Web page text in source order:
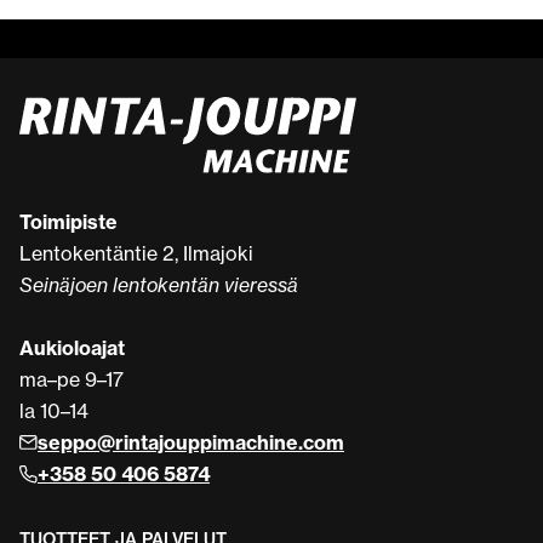
Toimipiste
Lentokentäntie 2, Ilmajoki
Seinäjoen lentokentän vieressä
Aukioloajat
ma–pe 9–17
la 10–14
seppo@rintajouppimachine.com
+358 50 406 5874